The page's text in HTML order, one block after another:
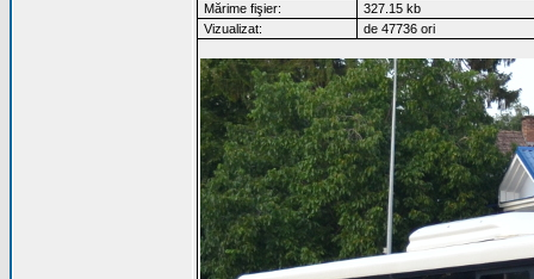
Mărime fişier:
327.15 kb
Vizualizat:
de 47736 ori